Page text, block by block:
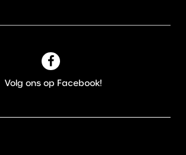
Volg ons op Facebook!